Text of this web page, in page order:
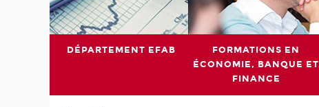
DÉPARTEMENT EFAB
FORMATIONS EN
ÉCONOMIE, BANQUE ET
FINANCE